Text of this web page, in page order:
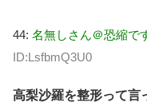
44: 名無しさん＠恐縮で
ID:LsfbmQ3U0
高梨沙羅を整形って言